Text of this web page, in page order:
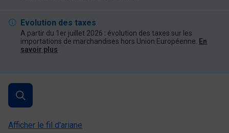
Evolution des taxes
A partir du 1er juillet 2026 : évolution des taxes sur les
importations de marchandises hors Union Européenne.
En
savoir plus
Afficher le fil d'ariane